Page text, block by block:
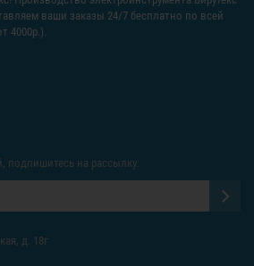
ваши заказы 24/7 бесплатно по всей
4000р.).
подпишитесь на рассылку:
д. 18г